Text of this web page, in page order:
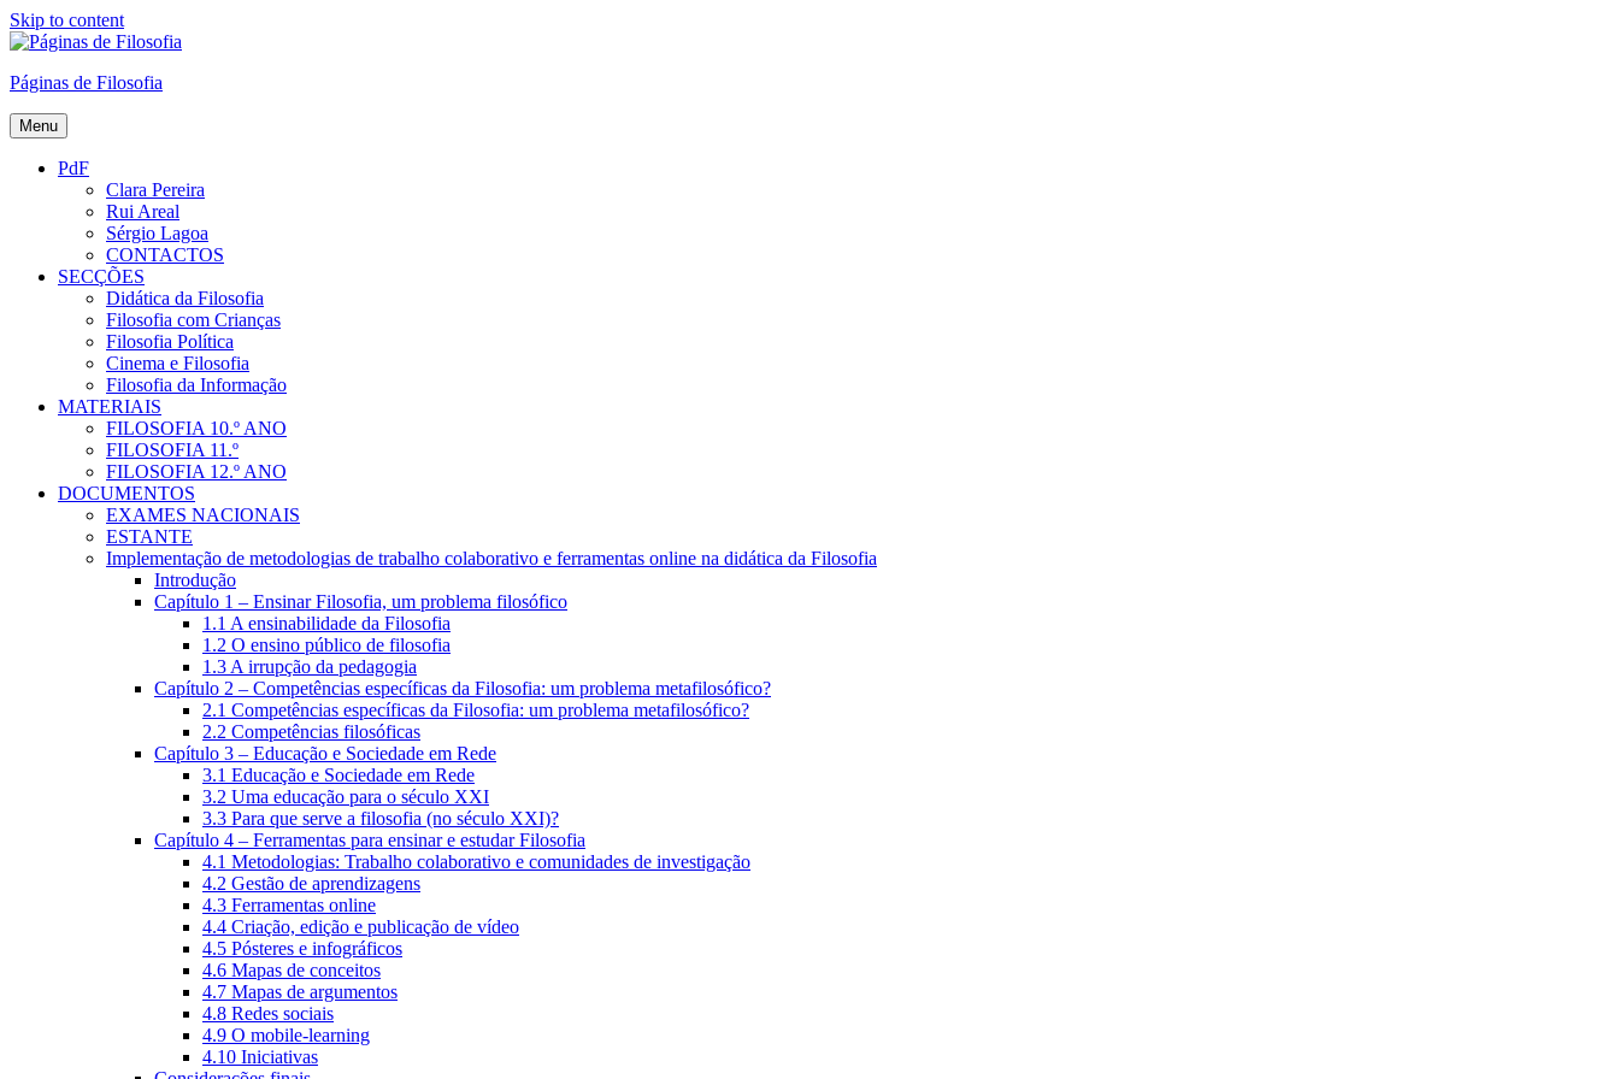
Skip to content
Páginas de Filosofia
Menu
PdF
Clara Pereira
Rui Areal
Sérgio Lagoa
CONTACTOS
SECÇÕES
Didática da Filosofia
Filosofia com Crianças
Filosofia Política
Cinema e Filosofia
Filosofia da Informação
MATERIAIS
FILOSOFIA 10.º ANO
FILOSOFIA 11.º
FILOSOFIA 12.º ANO
DOCUMENTOS
EXAMES NACIONAIS
ESTANTE
Implementação de metodologias de trabalho colaborativo e ferramentas online na didática da Filosofia
Introdução
Capítulo 1 – Ensinar Filosofia, um problema filosófico
1.1 A ensinabilidade da Filosofia
1.2 O ensino público de filosofia
1.3 A irrupção da pedagogia
Capítulo 2 – Competências específicas da Filosofia: um problema metafilosófico?
2.1 Competências específicas da Filosofia: um problema metafilosófico?
2.2 Competências filosóficas
Capítulo 3 – Educação e Sociedade em Rede
3.1 Educação e Sociedade em Rede
3.2 Uma educação para o século XXI
3.3 Para que serve a filosofia (no século XXI)?
Capítulo 4 – Ferramentas para ensinar e estudar Filosofia
4.1 Metodologias: Trabalho colaborativo e comunidades de investigação
4.2 Gestão de aprendizagens
4.3 Ferramentas online
4.4 Criação, edição e publicação de vídeo
4.5 Pósteres e infográficos
4.6 Mapas de conceitos
4.7 Mapas de argumentos
4.8 Redes sociais
4.9 O mobile-learning
4.10 Iniciativas